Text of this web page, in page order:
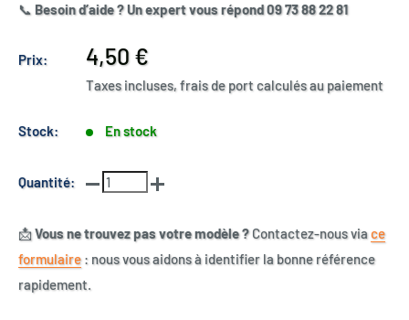
📞 Besoin d’aide ? Un expert vous répond 09 73 88 22 81
Prix:
Prix
réduit
4,50 €
Taxes incluses, frais de port calculés au paiement
Stock: En stock
Quantité:
📩Vous ne trouvez pas votre modèle ?Contactez-nous viace
formulaire : nous vous aidons à identifier la bonne référence
rapidement.